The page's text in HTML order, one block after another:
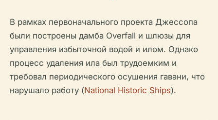
В рамках первоначального проекта Джессопа
были построены дамба Overfall и шлюзы для
управления избыточной водой и илом. Однако
процесс удаления ила был трудоемким и
требовал периодического осушения гавани, что
нарушало работу (National Historic Ships).